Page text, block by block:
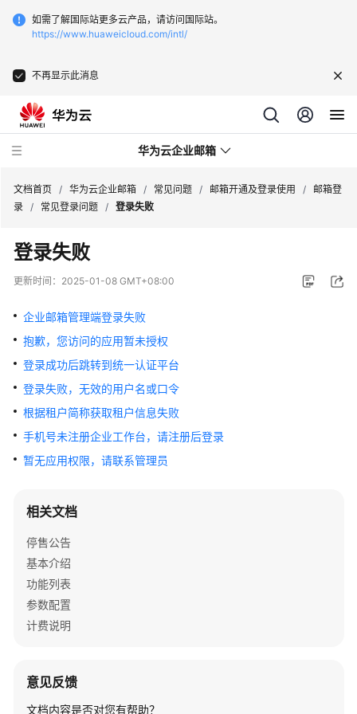
如需了解国际站更多云产品，请访问国际站。
https://www.huaweicloud.com/intl/
不再显示此消息
华为云企业邮箱
服
务
公
品
介
绍
快
速
入
门
管
端
指
南
用
户
南
文档首页 / 华为云企业邮箱 / 常见问题 / 邮箱开通及登录使用 /
邮箱登
录 / 常见登录问题 / 登录失败
登录失败
更新时间： 2025-01-08 GMT+08:00
企业邮箱管理端登录失败
抱歉，您访问的应用暂未授权
登录成功后跳转到统一认证平台
登录失败，无效的用户名或口令
根据租户简称获取租户信息失败
手机号未注册企业工作台，请注册后登录
暂无应用权限，请联系管理员
相关文档
停售公告
基本介绍
功能列表
参数配置
计费说明
意见反馈
文档内容是否对您有帮助？